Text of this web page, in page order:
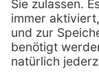
Kontakt
Impressum
Datenschutz